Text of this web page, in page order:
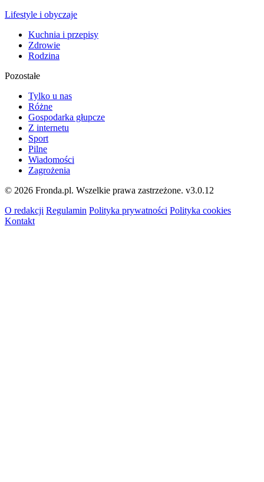
Lifestyle i obyczaje
Kuchnia i przepisy
Zdrowie
Rodzina
Pozostałe
Tylko u nas
Różne
Gospodarka głupcze
Z internetu
Sport
Pilne
Wiadomości
Zagrożenia
© 2026 Fronda.pl. Wszelkie prawa zastrzeżone. v3.0.12
O redakcji Regulamin Polityka prywatności Polityka cookies
Kontakt